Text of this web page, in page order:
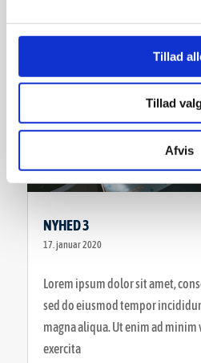
Tillad
Tillad
Afvis
NYHED 3
17. januar 2020
Lorem ipsum dolor sit amet,
sed do eiusmod tempor
magna aliqua. Ut enim ad minim
exercita